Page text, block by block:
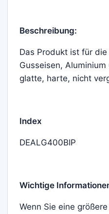
Beschreibung:
Das Produkt ist für
Gusseisen,
glatte, harte, nicht
Index
DEALG400BIP
Wichtige
Wenn Sie eine